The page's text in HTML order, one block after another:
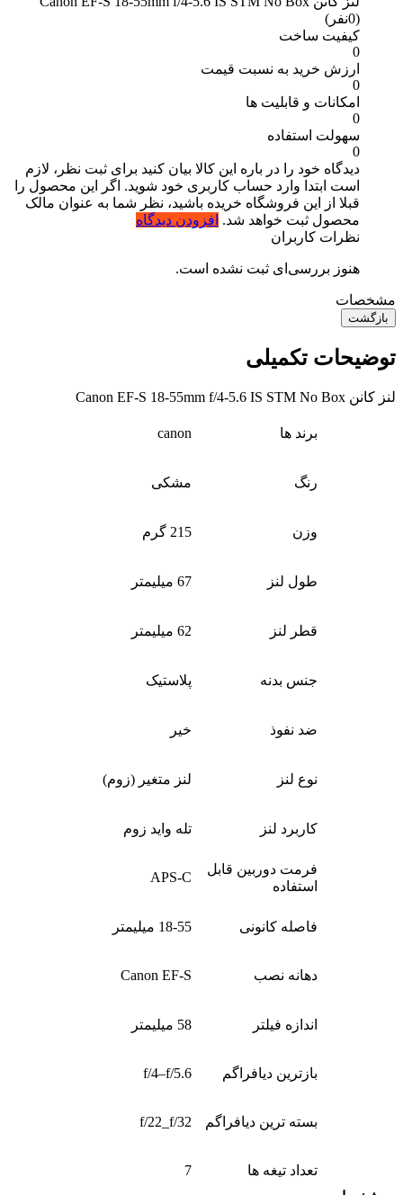
(0نفر)
کیفیت ساخت
0
ارزش خرید به نسبت قیمت
0
امکانات و قابلیت ها
0
سهولت استفاده
0
دیدگاه خود را در باره این کالا بیان کنید برای ثبت نظر، لازم
است ابتدا وارد حساب کاربری خود شوید. اگر این محصول را
قبلا از این فروشگاه خریده باشید، نظر شما به عنوان مالک
محصول ثبت خواهد شد. افزودن دیدگاه
نظرات کاربران
هنوز بررسی‌ای ثبت نشده است.
مشخصات
بازگشت
توضیحات تکمیلی
لنز کانن Canon EF-S 18-55mm f/4-5.6 IS STM No Box
برند ها canon
رنگ مشکی
وزن 215 گرم
طول لنز 67 میلیمتر
قطر لنز 62 میلیمتر
جنس بدنه پلاستیک
ضد نفوذ خیر
نوع لنز لنز متغیر (زوم)
کاربرد لنز تله واید زوم
فرمت دوربین قابل
استفاده
APS-C
فاصله کانونی 18-55 میلیمتر
دهانه نصب Canon EF-S
اندازه فیلتر 58 میلیمتر
بازترین دیافراگم f/4–f/5.6
بسته ترین دیافراگم f/22_f/32
تعداد تیغه ها 7